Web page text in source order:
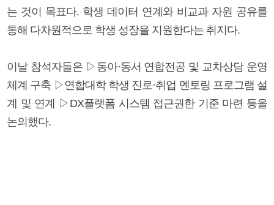
는 것이 목표다. 학생 데이터 연계와 비교과 자원 공유를
통해 다차원적으로 학생 성장을 지원한다는 취지다.
이날 참석자들은 ▷동아·동서 연합전공 및 교차상담 운영
체계 구축 ▷연합대학 학생 진로·취업 멘토링 프로그램 설
계 및 연계 ▷DX플랫폼 시스템 접근권한 기준 마련 등을
논의했다.